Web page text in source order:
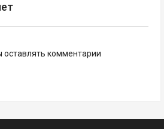
оставлять комментарии